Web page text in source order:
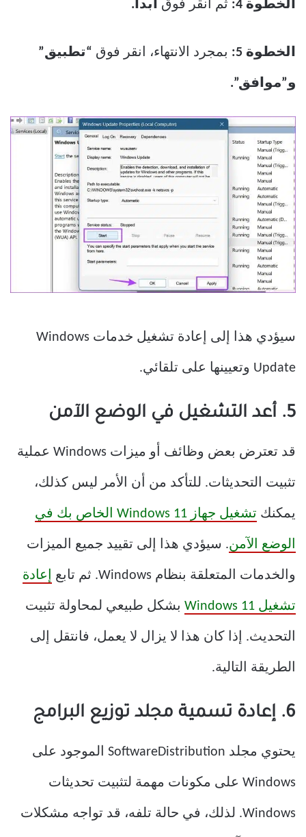
الخطوة 4: ثم انقر فوق ابدأ.
الخطوة 5: بمجرد الانتهاء، انقر فوق “تطبيق”
و”موافق”.
سيؤدي هذا إلى إعادة تشغيل خدمات Windows
Update وتعيينها على تلقائي.
5. أعد التشغيل في الوضع الآمن
قد تعترض بعض وظائف أو ميزات Windows عملية
تثبيت التحديثات. للتأكد من أن الأمر ليس كذلك،
يمكنك تشغيل جهاز Windows 11 الخاص بك في
الوضع الآمن. سيؤدي هذا إلى تقييد جميع الميزات
والخدمات المتعلقة بنظام Windows. ثم تابع إعادة
تشغيل Windows 11 بشكل طبيعي لمحاولة تثبيت
التحديث. إذا كان هذا لا يزال لا يعمل، فانتقل إلى
الطريقة التالية.
6. إعادة تسمية مجلد توزيع البرامج
يحتوي مجلد SoftwareDistribution الموجود على
Windows على مكونات مهمة لتثبيت تحديثات
Windows. لذلك، في حالة تلفه، قد تواجه مشكلات